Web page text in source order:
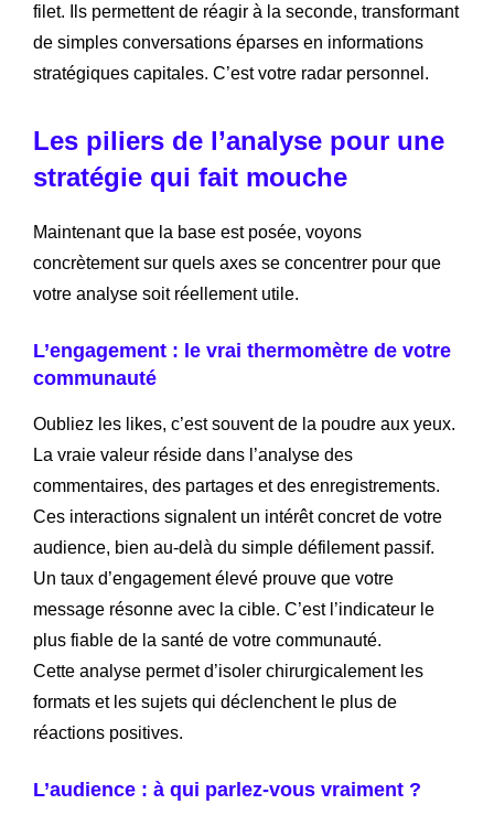
filet. Ils permettent de réagir à la seconde, transformant
de simples conversations éparses en informations
stratégiques capitales. C’est votre radar personnel.
Les piliers de l’analyse pour une
stratégie qui fait mouche
Maintenant que la base est posée, voyons
concrètement sur quels axes se concentrer pour que
votre analyse soit réellement utile.
L’engagement : le vrai thermomètre de votre
communauté
Oubliez les likes, c’est souvent de la poudre aux yeux.
La vraie valeur réside dans l’analyse des
commentaires, des partages et des enregistrements.
Ces interactions signalent un intérêt concret de votre
audience, bien au-delà du simple défilement passif.
Un taux d’engagement élevé prouve que votre
message résonne avec la cible. C’est l’indicateur le
plus fiable de la santé de votre communauté.
Cette analyse permet d’isoler chirurgicalement les
formats et les sujets qui déclenchent le plus de
réactions positives.
L’audience : à qui parlez-vous vraiment ?